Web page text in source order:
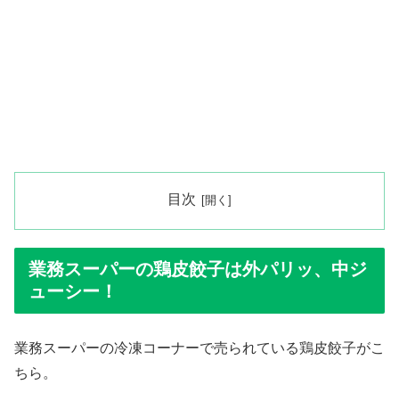
目次
業務スーパーの鶏皮餃子は外パリッ、中ジ
ューシー！
業務スーパーの冷凍コーナーで売られている鶏皮餃子がこ
ちら。